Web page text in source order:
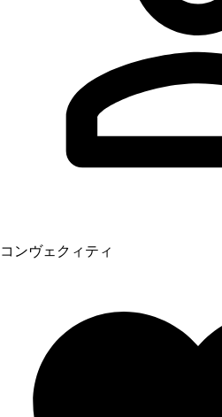
コンヴェクィティ